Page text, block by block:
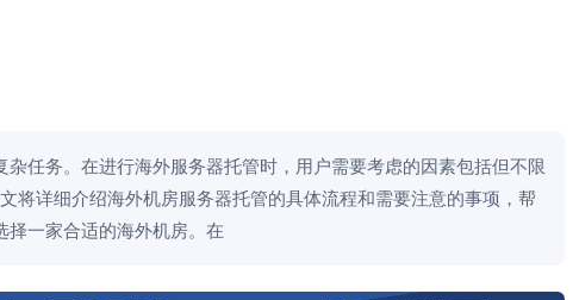
任务。在进行海外服务器托管时，用户需要考虑的因素包括但不限
将详细介绍海外机房服务器托管的具体流程和需要注意的事项，帮
一家合适的海外机房。在